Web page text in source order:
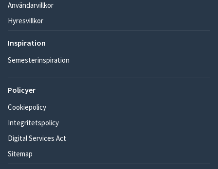
Användarvillkor
Hyresvillkor
Inspiration
Semesterinspiration
Policyer
Cookiepolicy
Integritetspolicy
Digital Services Act
Sitemap